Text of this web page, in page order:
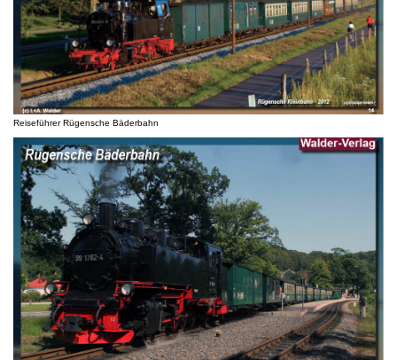
Reiseführer Rügensche Bäderbahn